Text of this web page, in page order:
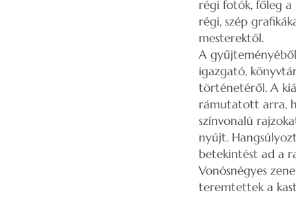
régi fotók, főleg a
régi, szép
mesterektől.
A
igazgató,
történetéről. A
rámutatott arra,
színvonalú
nyújt.
betekintést ad a
Vonósnégyes
teremtettek a